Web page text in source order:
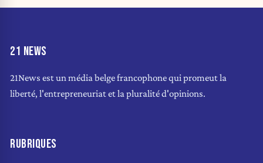
21 NEWS
21News est un média belge francophone qui promeut la
liberté, l'entrepreneuriat et la pluralité d'opinions.
RUBRIQUES